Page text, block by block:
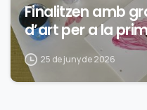
Finalitzen amb
d’art per a la
25 de juny de 2026